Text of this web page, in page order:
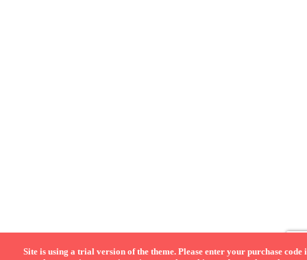
Site is using a trial version of the theme. Please enter your purchase code